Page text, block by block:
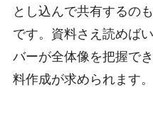
とし込んで共有するの
です。資料さえ読めば
バーが全体像を把握で
料作成が求められます。